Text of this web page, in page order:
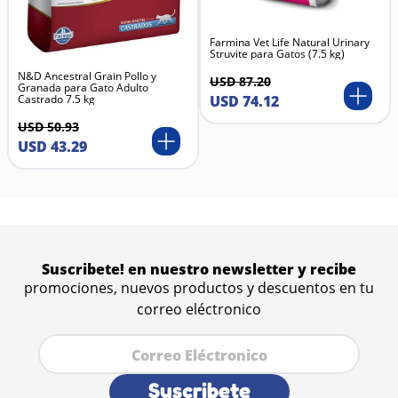
N&D Ancestral Grain Pollo y
Granada para Gato Adulto
Castrado 7.5 kg
USD 50.93
USD 43.29
Farmina Vet Life Natural Urinary
Struvite para Gatos (7.5 kg)
USD 87.20
USD 74.12
Suscribete! en nuestro newsletter y recibe
promociones, nuevos productos y descuentos en tu
correo eléctronico
Suscribete